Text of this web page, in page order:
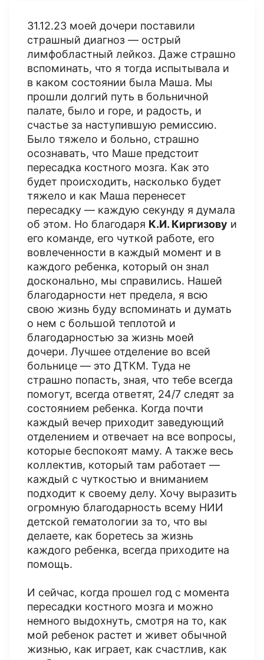
31.12.23 моей дочери поставили
страшный диагноз — острый
лимфобластный лейкоз. Даже страшно
вспоминать, что я тогда испытывала и
в каком состоянии была Маша. Мы
прошли долгий путь в больничной
палате, было и горе, и радость, и
счастье за наступившую ремиссию.
Было тяжело и больно, страшно
осознавать, что Маше предстоит
пересадка костного мозга. Как это
будет происходить, насколько будет
тяжело и как Маша перенесет
пересадку — каждую секунду я думала
об этом. Но благодаря К.И. Киргизову и
его команде, его чуткой работе, его
вовлеченности в каждый момент и в
каждого ребенка, который он знал
досконально, мы справились. Нашей
благодарности нет предела, я всю
свою жизнь буду вспоминать и думать
о нем с большой теплотой и
благодарностью за жизнь моей
дочери. Лучшее отделение во всей
больнице — это ДТКМ. Туда не
страшно попасть, зная, что тебе всегда
помогут, всегда ответят, 24/7 следят за
состоянием ребенка. Когда почти
каждый вечер приходит заведующий
отделением и отвечает на все вопросы,
которые беспокоят маму. А также весь
коллектив, который там работает —
каждый с чуткостью и вниманием
подходит к своему делу. Хочу выразить
огромную благодарность всему НИИ
детской гематологии за то, что вы
делаете, как боретесь за жизнь
каждого ребенка, всегда приходите на
помощь.
И сейчас, когда прошел год с момента
пересадки костного мозга и можно
немного выдохнуть, смотря на то, как
мой ребенок растет и живет обычной
жизнью, как играет, как счастлив, как